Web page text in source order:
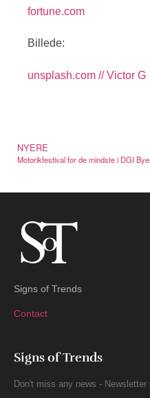
fortune.com
Billede:
unsplash.com // Victor G
NYERE
Motorikfestival for de mindste i DGI
Signs of Trends
Contact
Signs of Trends
Don't miss any news - Newsletter